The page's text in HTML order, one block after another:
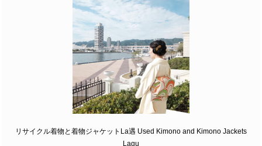
リサイクル着物と着物ジャケットLa遇 Used Kimono and Kimono Jackets
Lagu